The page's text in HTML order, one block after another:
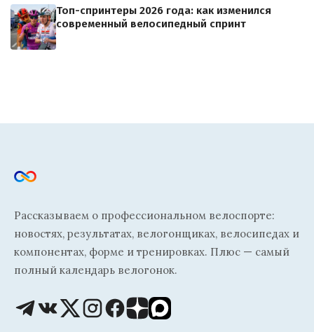
Топ-спринтеры 2026 года: как изменился
современный велосипедный спринт
Рассказываем о профессиональном велоспорте:
новостях, результатах, велогонщиках, велосипедах и
компонентах, форме и тренировках. Плюс — самый
полный календарь велогонок.